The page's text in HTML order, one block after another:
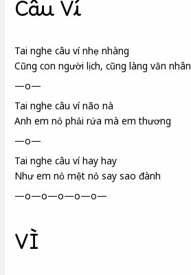
Câu Ví
Tai nghe câu vínhẹ nhàng
Cũng con người lịch, cũng làng văn nhân
—o—
Tai nghe câu ví não nà
Anh em nỏ phải rứa mà em thương
—o—
Tai nghe câu ví hay hay
Như em nỏ mệt nỏ say sao đành
—o—o—o—o—o—
VÌ